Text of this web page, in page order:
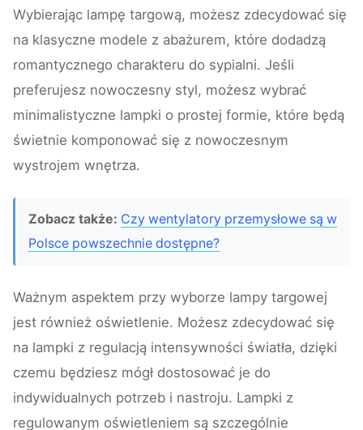
Wybierając lampę targową, możesz zdecydować się
na klasyczne modele z abażurem, które dodadzą
romantycznego charakteru do sypialni. Jeśli
preferujesz nowoczesny styl, możesz wybrać
minimalistyczne lampki o prostej formie, które będą
świetnie komponować się z nowoczesnym
wystrojem wnętrza.
Zobacz także: Czy wentylatory przemysłowe są w
Polsce powszechnie dostępne?
Ważnym aspektem przy wyborze lampy targowej
jest również oświetlenie. Możesz zdecydować się
na lampki z regulacją intensywności światła, dzięki
czemu będziesz mógł dostosować je do
indywidualnych potrzeb i nastroju. Lampki z
regulowanym oświetleniem są szczególnie